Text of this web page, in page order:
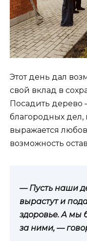
Этот день дал
свой вклад в
Посадить дерево
благородных дел,
выражается
возможность
— Пусть наши
вырастут и
здоровье. А мы
за ними, —